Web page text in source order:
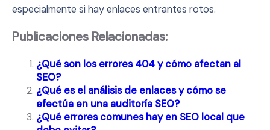
especialmente si hay enlaces entrantes rotos.
Publicaciones Relacionadas:
¿Qué son los errores 404 y cómo afectan al
SEO?
¿Qué es el análisis de enlaces y cómo se
efectúa en una auditoría SEO?
¿Qué errores comunes hay en SEO local que